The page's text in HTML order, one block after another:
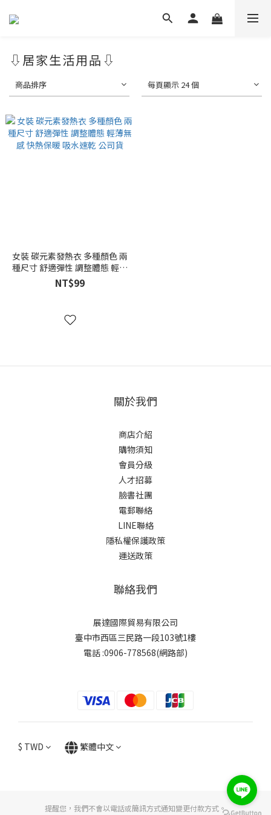
⇩居家生活用品⇩
商品排序 每頁顯示 24 個
女裝 碳元素發熱衣 多種顏色 兩
種尺寸 舒適彈性 調整體態 輕薄
無感 快熱保暖 吸水速乾 公司貨
NT$99
關於我們
商店介紹
購物須知
會員分級
人才招募
臉書社團
電郵聯絡
LINE聯絡
隱私權保護政策
運送政策
聯絡我們
展達國際貿易有限公司
臺中市西區三民路一段103號1樓
電話 :0906-778568(網路部)
$ TWD 繁體中文
提醒您，我們不會以電話或簡訊方式通知變更付款方式。